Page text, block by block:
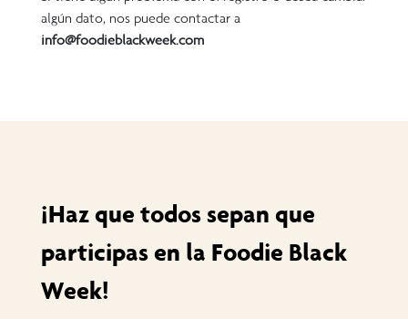
algún dato, nos puede contactar a
info@foodieblackweek.com
¡Haz que todos sepan que
participas en la Foodie Black
Week!